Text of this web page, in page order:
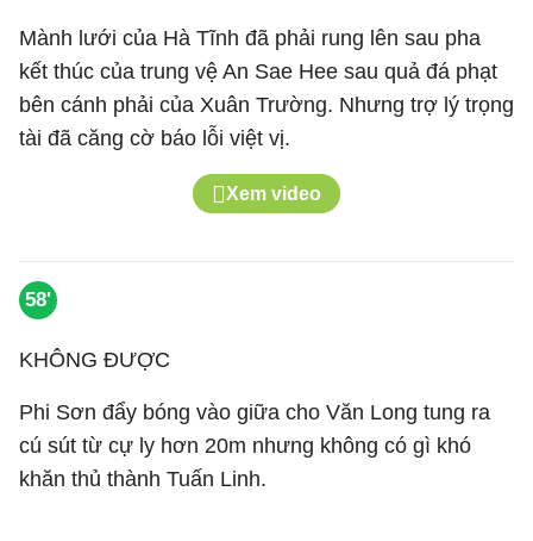
Mành lưới của Hà Tĩnh đã phải rung lên sau pha
kết thúc của trung vệ An Sae Hee sau quả đá phạt
bên cánh phải của Xuân Trường. Nhưng trợ lý trọng
tài đã căng cờ báo lỗi việt vị.
Xem video
58'
KHÔNG ĐƯỢC
Phi Sơn đẩy bóng vào giữa cho Văn Long tung ra
cú sút từ cự ly hơn 20m nhưng không có gì khó
khăn thủ thành Tuấn Linh.